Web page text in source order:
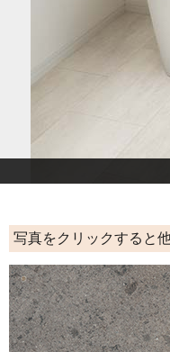
写真をクリックすると